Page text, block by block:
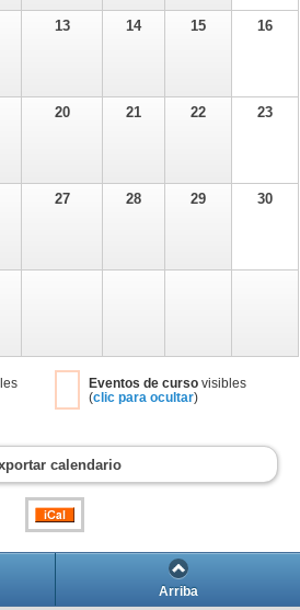
13 14 15 16
20 21 22 23
27 28 29 30
Eventos de cursovisibles
(clic para ocultar)
calendario
Arriba